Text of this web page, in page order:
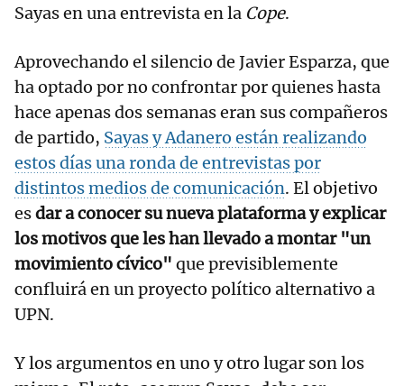
Sayas en una entrevista en la Cope.
Aprovechando el silencio de Javier Esparza, que
ha optado por no confrontar por quienes hasta
hace apenas dos semanas eran sus compañeros
de partido, Sayas y Adanero están realizando
estos días una ronda de entrevistas por
distintos medios de comunicación. El objetivo
esdar a conocer su nueva plataforma y explicar
los motivos que les han llevado a montar "un
movimiento cívico" que previsiblemente
confluirá en un proyecto político alternativo a
UPN.
Y los argumentos en uno y otro lugar son los